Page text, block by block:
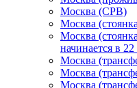
Москва (СРВ)
Москва
Москва
начинается в 22
Москва
Москва
Москва